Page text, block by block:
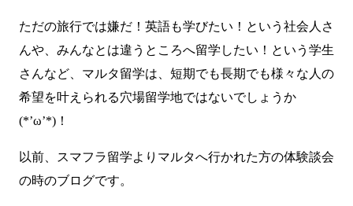
ただの旅行では嫌だ！英語も学びたい！という社会人さ
んや、みんなとは違うところへ留学したい！という学生
さんなど、マルタ留学は、短期でも長期でも様々な人の
希望を叶えられる穴場留学地ではないでしょうか
(*’ω’*)！
以前、スマフラ留学よりマルタへ行かれた方の体験談会
の時のブログです。